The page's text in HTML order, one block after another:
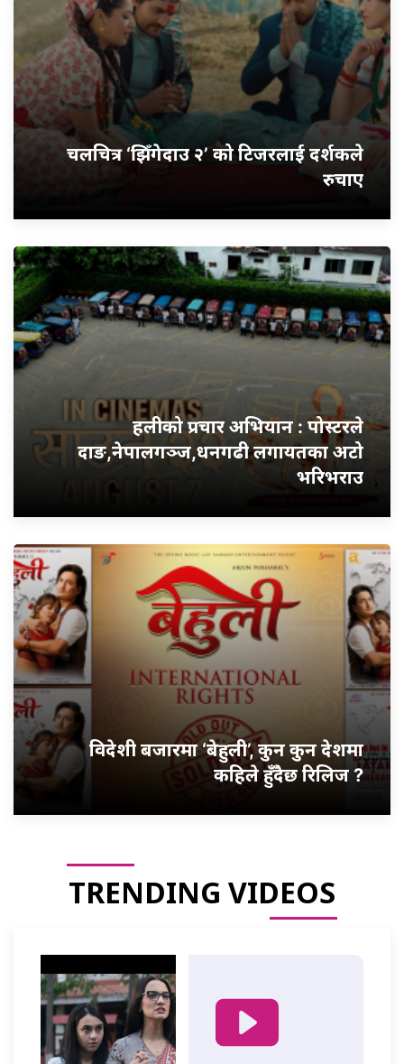
चलचित्र ‘झिँगेदाउ २’ को टिजरलाई दर्शकले
रुचाए
हलीको प्रचार अभियान : पोस्टरले
दाङ,नेपालगञ्ज,धनगढी लगायतका अटो
भरिभराउ
विदेशी बजारमा ‘बेहुली’, कुन कुन देशमा
कहिले हुँदैछ रिलिज ?
TRENDING VIDEOS